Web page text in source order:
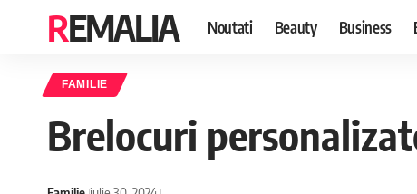
REMALIA Noutati Beauty Business
FAMILIE
Brelocuri